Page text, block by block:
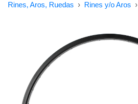
Rines, Aros, Ruedas › Rines y/o Aros ›